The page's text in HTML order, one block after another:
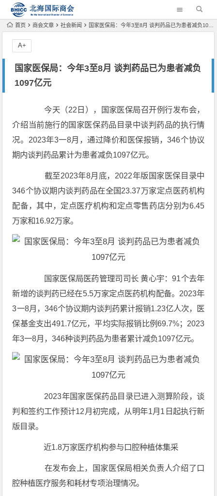
首页 商会文章 社会新闻 国家医保局：今年3至8月 谈判药品已为患者减负1097亿元
国家医保局：今年3至8月 谈判药品已为患者减负
1097亿元
A+
今天（22日），国家医保局召开例行发布会，
介绍当前施行的国家医保药品目录中谈判药品的执行情
况。2023年3一8月，通过降价和医保报销，346个协议
期内谈判药品累计为患者减负1097亿元。
截至2023年8月底，2022年版国家医保目录中
346个协议期内谈判药品在全国23.37万家定点医药机构
配备，其中，定点医疗机构和定点零售药店分别为6.45
万家和16.92万家。
国家医保局医药管理司司长 黄心宇：91个去年
新增的谈判药已经在5.5万家定点医药机构配备。2023年
3一8月，346个协议期内谈判药累计报销1.23亿人次，医
保基金支出491.7亿元，平均实际报销比例69.7%；2023
年3一8月，346种谈判药品为患者累计减负1097亿元。
2023年国家医保药品目录已进入测算阶段，谈
判和签约工作预计12月初完成，从明年1月1日起执行新
版目录。
近1.8万家医疗机构参与口腔种植体集采
在发布会上，国家医保局相关负责人介绍了口
腔种植医疗服务和耗材专项治理情况。